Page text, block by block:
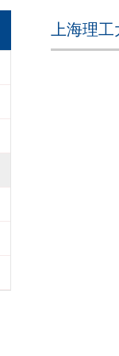
上海理